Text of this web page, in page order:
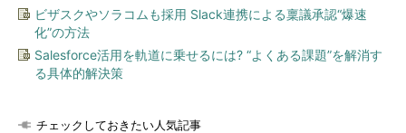
ビザスクやソラコムも採用 Slack連携による稟議承認“爆速
化”の方法
Salesforce活用を軌道に乗せるには? “よくある課題”を解消す
る具体的解決策
チェックしておきたい人気記事